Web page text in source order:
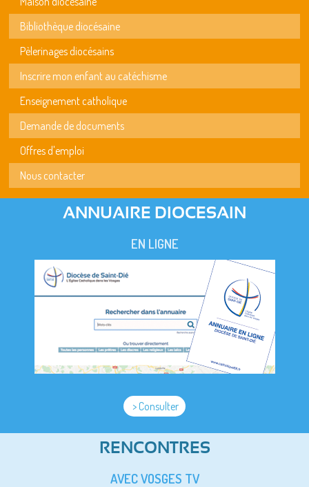
Bibliothèque diocésaine
Pèlerinages diocésains
Inscrire mon enfant au catéchisme
Enseignement catholique
Demande de documents
Offres d'emploi
Nous contacter
ANNUAIRE DIOCESAIN
EN LIGNE
> Consulter
RENCONTRES
AVEC VOSGES TV